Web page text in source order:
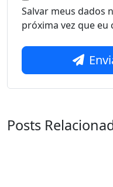
Salvar meus dados
próxima vez que eu
Posts